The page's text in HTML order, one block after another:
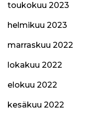
toukokuu 2023
helmikuu 2023
marraskuu 2022
lokakuu 2022
elokuu 2022
kesäkuu 2022